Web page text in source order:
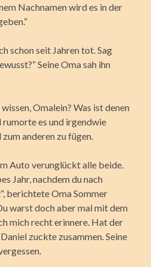
Nachnamen wird es in der
schon seit Jahren tot. Sag
Seine Oma sah ihn
Omalein? Was ist denen
rumorte es und irgendwie
anderen zu fügen.
Auto verunglückt alle beide.
Jahr, nachdem du nach
berichtete Oma Sommer
warst doch aber mal mit dem
mich recht erinnere. Hat der
zuckte zusammen. Seine